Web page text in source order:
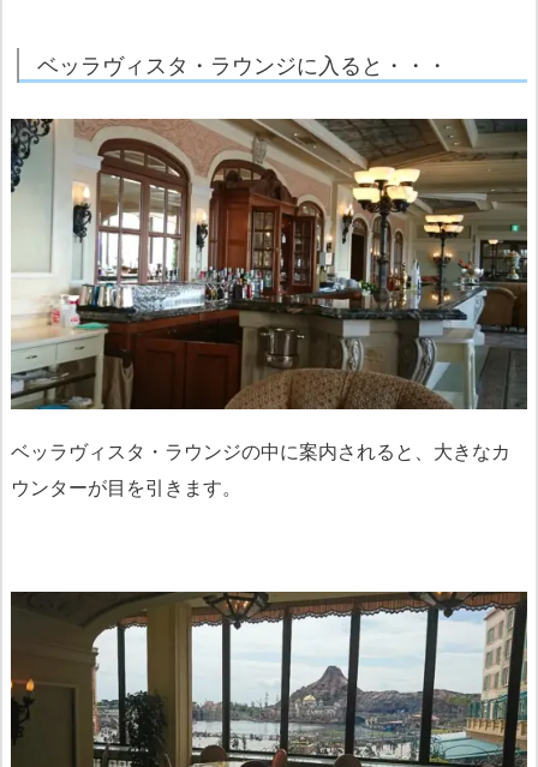
ベッラヴィスタ・ラウンジに入ると・・・
ベッラヴィスタ・ラウンジの中に案内されると、大きなカ
ウンターが目を引きます。